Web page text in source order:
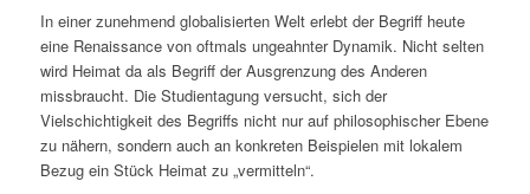
In einer zunehmend globalisierten Welt erlebt der Begriff heute
eine Renaissance von oftmals ungeahnter Dynamik. Nicht selten
wird Heimat da als Begriff der Ausgrenzung des Anderen
missbraucht. Die Studientagung versucht, sich der
Vielschichtigkeit des Begriffs nicht nur auf philosophischer Ebene
zu nähern, sondern auch an konkreten Beispielen mit lokalem
Bezug ein Stück Heimat zu „vermitteln“.